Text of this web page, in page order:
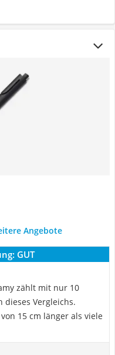
Angebote
GUT
zählt mit nur 10
Vergleichs.
15 cm länger als viele